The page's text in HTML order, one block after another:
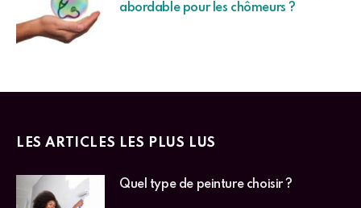
abordable pour les chômeurs ?
LES ARTICLES LES PLUS LUS
Quel type de peinture choisir ?